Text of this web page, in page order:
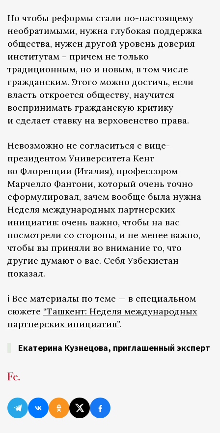
Но чтобы реформы стали по-настоящему
необратимыми, нужна глубокая поддержка
общества, нужен другой уровень доверия
институтам – причем не только
традиционным, но и новым, в том числе
гражданским. Этого можно достичь, если
власть откроется обществу, научится
воспринимать гражданскую критику
и сделает ставку на верховенство права.
Невозможно не согласиться с вице-
президентом Университета Кент
во Флоренции (Италия), профессором
Марчелло Фантони, который очень точно
сформулировал, зачем вообще была нужна
Неделя международных партнерских
инициатив: очень важно, чтобы на вас
посмотрели со стороны, и не менее важно,
чтобы вы приняли во внимание то, что
другие думают о вас. Себя Узбекистан
показал.
ℹ️ Все материалы по теме — в специальном
сюжете “Ташкент: Неделя международных
партнерских инициатив”.
Екатерина Кузнецова, приглашенный эксперт